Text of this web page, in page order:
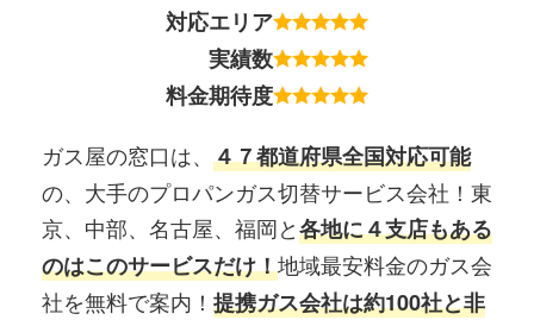
対応エリア
実績数
料金期待度
ガス屋の窓口は、 ４７都道府県全国対応可能
の、大手のプロパンガス切替サービス会社！東
京、中部、名古屋、福岡と各地に４支店もある
のはこのサービスだけ！地域最安料金のガス会
社を無料で案内！ 提携ガス会社は約100社と非